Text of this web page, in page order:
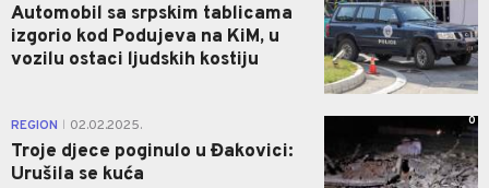
Automobil sa srpskim tablicama
izgorio kod Podujeva na KiM, u
vozilu ostaci ljudskih kostiju
REGION 02.02.2025.
Troje djece poginulo u Đakovici:
Urušila se kuća
0